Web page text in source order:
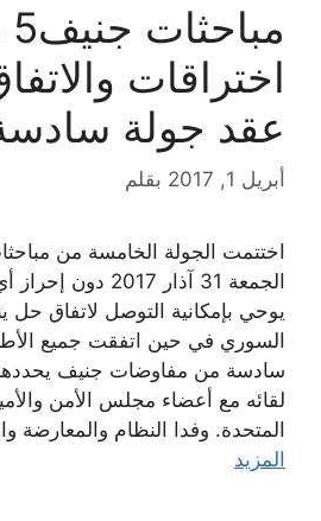
اختراقات
عقد جولة
أبريل 1, 2017 بقلم
اختتمت الجولة الخامسة من
الجمعة 31 آذار
يوحي بإمكانية التوصل لاتفاق حل
السوري في حين اتفقت جميع
سادسة من مفاوضات جنيف
لقائه مع أعضاء مجلس الأمن
المتحدة. وفدا النظام والمعارضة
المزيد